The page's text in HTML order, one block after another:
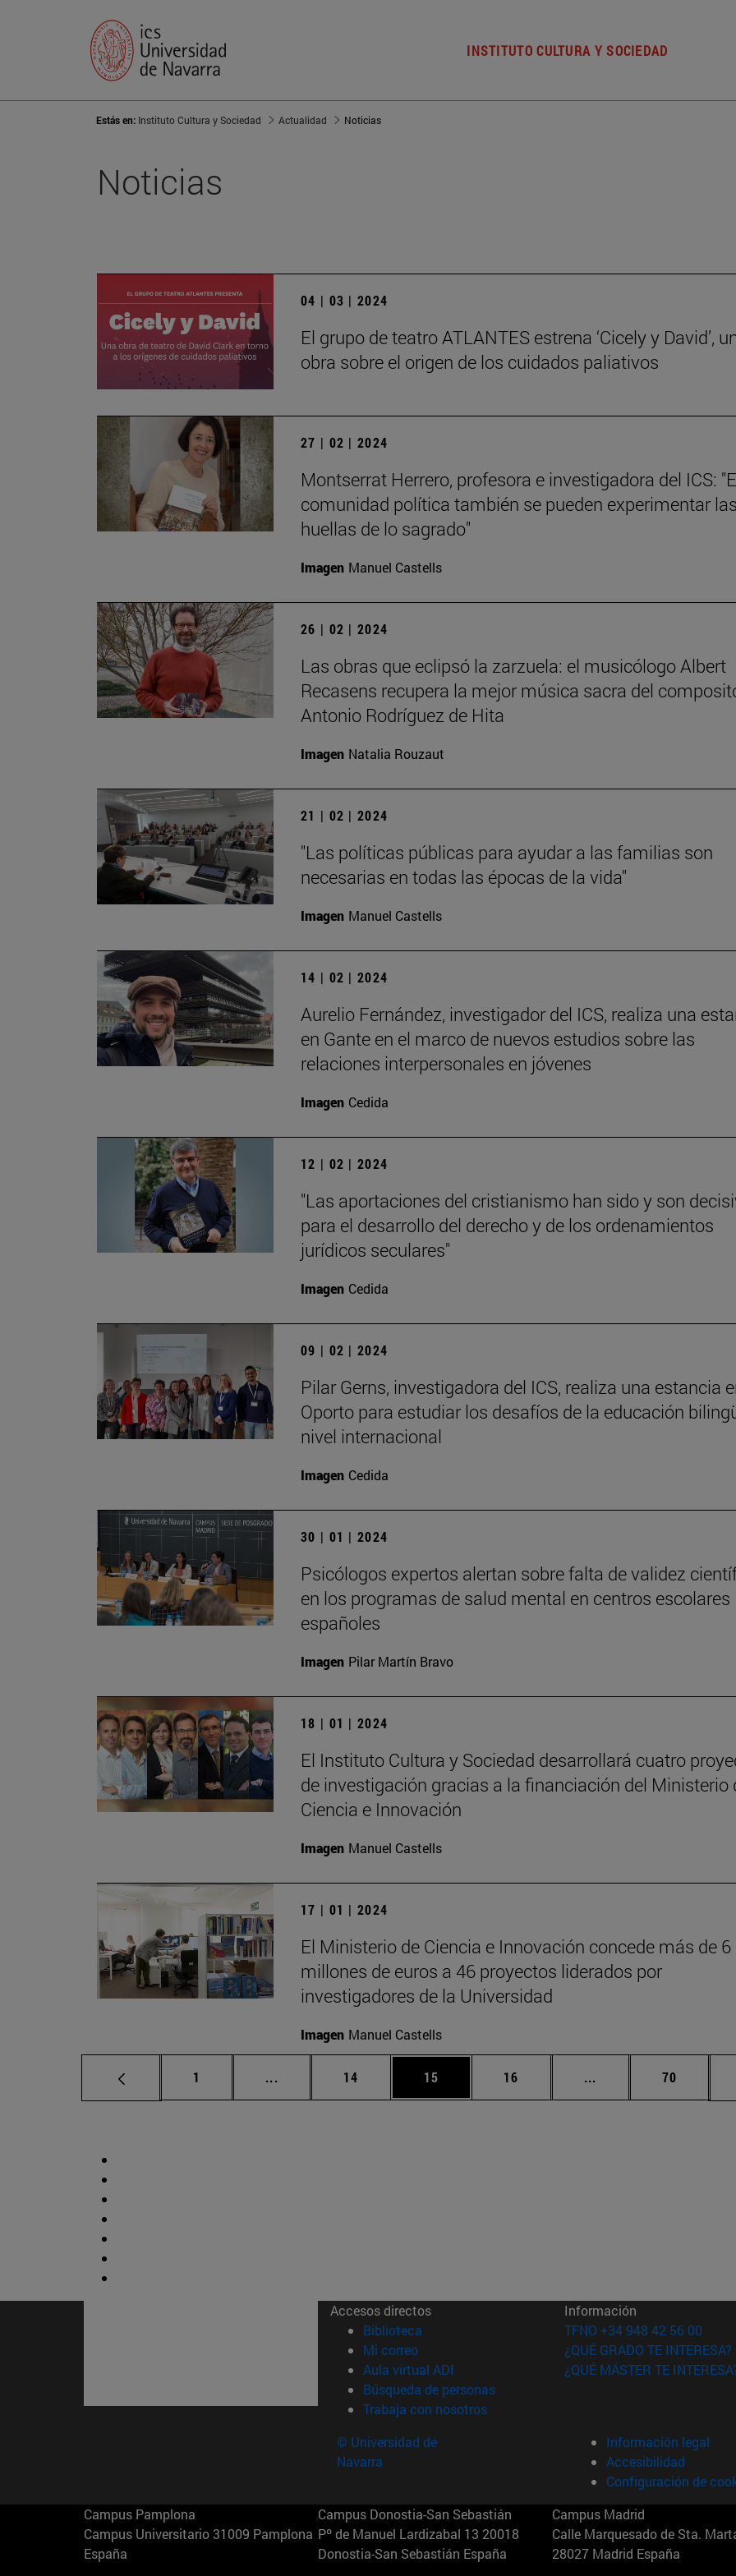
INSTITUTO CULTURA Y SOCIEDAD
Estás en: Instituto Cultura y Sociedad Actualidad Noticias
Noticias
04 | 03 | 2024
El grupo de teatro ATLANTES estrena ‘Cicely y David’,
obra sobre el origen de los cuidados paliativos
27 | 02 | 2024
Montserrat Herrero, profesora e investigadora del ICS:
comunidad política también se pueden experimentar las
huellas de lo sagrado"
Imagen Manuel Castells
26 | 02 | 2024
Las obras que eclipsó la zarzuela: el musicólogo Albert
Recasens recupera la mejor música sacra del
Antonio Rodríguez de Hita
Imagen Natalia Rouzaut
21 | 02 | 2024
"Las políticas públicas para ayudar a las familias son
necesarias en todas las épocas de la vida"
Imagen Manuel Castells
14 | 02 | 2024
Aurelio Fernández, investigador del ICS, realiza una
en Gante en el marco de nuevos estudios sobre las
relaciones interpersonales en jóvenes
Imagen Cedida
12 | 02 | 2024
"Las aportaciones del cristianismo han sido y son
para el desarrollo del derecho y de los ordenamientos
jurídicos seculares"
Imagen Cedida
09 | 02 | 2024
Pilar Gerns, investigadora del ICS, realiza una estancia
Oporto para estudiar los desafíos de la educación
nivel internacional
Imagen Cedida
30 | 01 | 2024
Psicólogos expertos alertan sobre falta de validez
en los programas de salud mental en centros escolares
españoles
Imagen Pilar Martín Bravo
18 | 01 | 2024
El Instituto Cultura y Sociedad desarrollará cuatro
de investigación gracias a la financiación del Ministerio
Ciencia e Innovación
Imagen Manuel Castells
17 | 01 | 2024
El Ministerio de Ciencia e Innovación concede más de 6
millones de euros a 46 proyectos liderados por
investigadores de la Universidad
Imagen Manuel Castells
Página
1 ... Páginas intermedias Use TAB para desplazarse.
Página
14 Página
15 Página
16 ... Páginas intermedias
Página
70
Accesos directos
Biblioteca (abre en nueva ventana)
Mi correo(abre en nueva ventana)
Aula virtual ADI (abre en nueva ventana)
Búsqueda de personas(abre en nueva ventana)
Trabaja con nosotros(abre en nueva ventana)
Información
TFNO +34 948 42 56 00
¿QUÉ GRADO TE INTERESA?
¿QUÉ MÁSTER TE
© Universidad de
Navarra
Información legal
Accesibilidad
Configuración de
Campus Pamplona
Campus Universitario 31009 Pamplona
España
Campus Donostia-San Sebastián
Pº de Manuel Lardizabal 13 20018
Donostia-San Sebastián España
Campus Madrid
Calle Marquesado de Sta.
28027 Madrid España